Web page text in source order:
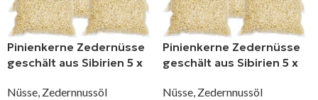
Pinienkerne Zedernüsse
geschält aus Sibirien 5 x
Nüsse, Zedernnussöl
Pinienkerne Zedernüsse
geschält aus Sibirien 5 x
Nüsse, Zedernnussöl